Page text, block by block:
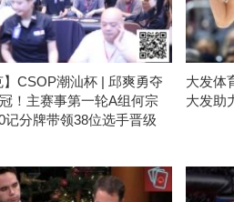
CSOP潮汕杯 | 邱爽勇夺
！主赛事第一轮A组何宗
记分牌带领38位选手晋级
大发体
大发助